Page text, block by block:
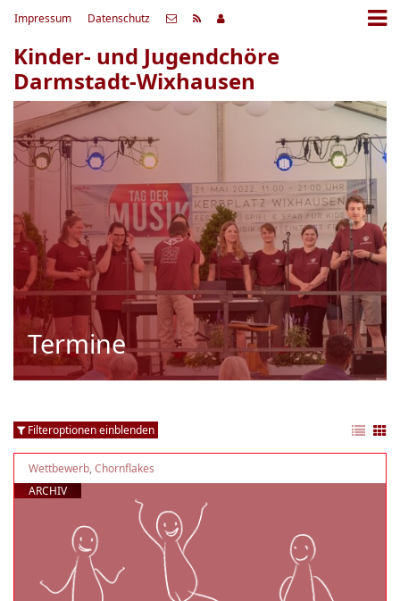
Impressum Datenschutz
Kinder- und Jugendchöre
Darmstadt-Wixhausen
Termine
Filteroptionen einblenden
Wettbewerb,Chornflakes
ARCHIV